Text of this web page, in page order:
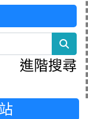
進階搜尋